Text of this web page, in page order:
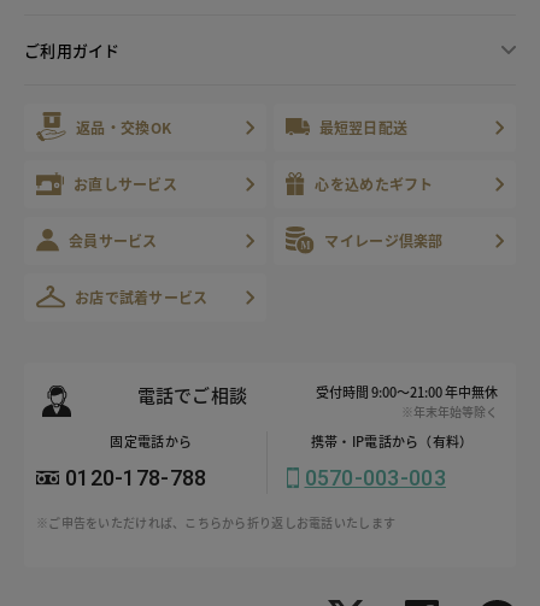
ご利用ガイド
返品・交換OK 最短翌日配送
お直しサービス 心を込めたギフト
会員サービス マイレージ倶楽部
お店で試着サービス
電話でご相談 受付時間 9:00～21:00 年中無休
※年末年始等除く
固定電話から
0120-178-788
携帯・IP電話から（有料）
0570-003-003
※ご申告をいただければ、こちらから折り返しお電話いたします